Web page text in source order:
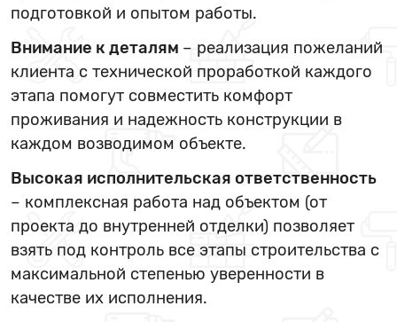
подготовкой и опытом работы.
Внимание к деталям – реализация пожеланий
клиента с технической проработкой каждого
этапа помогут совместить комфорт
проживания и надежность конструкции в
каждом возводимом объекте.
Высокая исполнительская ответственность
– комплексная работа над объектом (от
проекта до внутренней отделки) позволяет
взять под контроль все этапы строительства с
максимальной степенью уверенности в
качестве их исполнения.